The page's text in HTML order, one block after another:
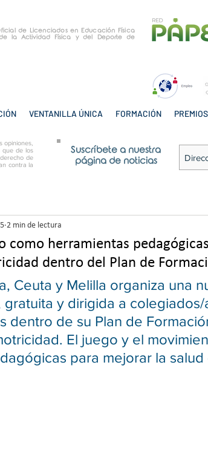
de Licenciados en Educación Física
la Actividad Física y del Deporte de
VENTANILLA ÚNICA FORMACIÓN
opiniones,
que de los
de
contra la
Suscríbete a nuestra
página de noticias
como herramientas
dentro del Plan de
2 min de lectura
Ceuta y Melilla organiza una
y dirigida a colegiados/
dentro de su Plan de
El juego y el
para mejorar la